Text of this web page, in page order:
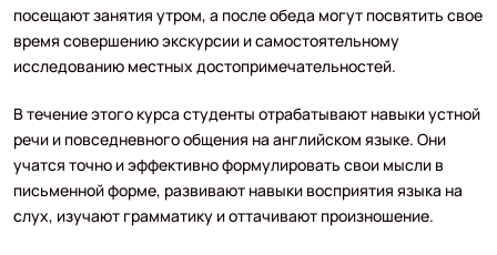
посещают занятия утром, а после обеда могут посвятить свое
время совершению экскурсии и самостоятельному
исследованию местных достопримечательностей.
В течение этого курса студенты отрабатывают навыки устной
речи и повседневного общения на английском языке. Они
учатся точно и эффективно формулировать свои мысли в
письменной форме, развивают навыки восприятия языка на
слух, изучают грамматику и оттачивают произношение.